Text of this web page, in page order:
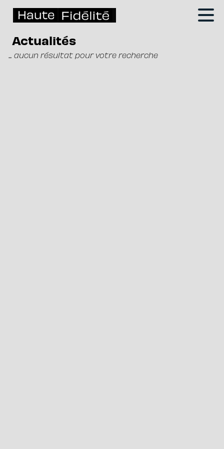
Actualités
... aucun résultat pour votre recherche